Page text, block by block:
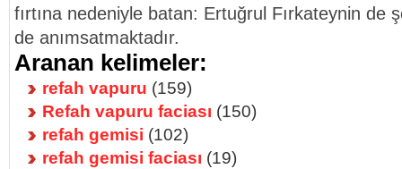
fırtına nedeniyle batan: Ertuğrul Fırkateynin de
de anımsatmaktadır.
Aranan kelimeler:
refah vapuru (159)
Refah vapuru faciası (150)
refah gemisi (102)
refah gemisi faciası (19)